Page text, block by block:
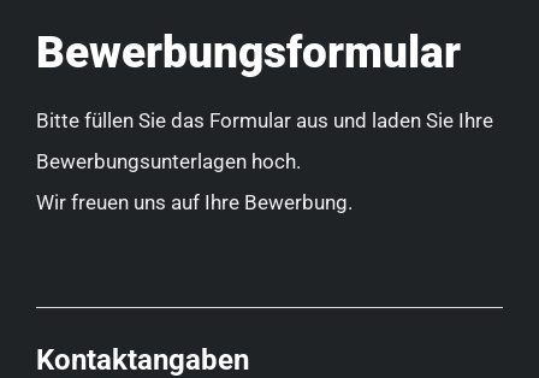
Bewerbungsformular
Bitte füllen Sie das Formular aus und laden Sie Ihre
Bewerbungsunterlagen hoch.
Wir freuen uns auf Ihre Bewerbung.
Kontaktangaben